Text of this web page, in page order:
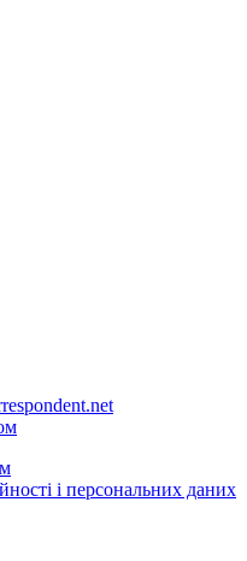
і персональних даних